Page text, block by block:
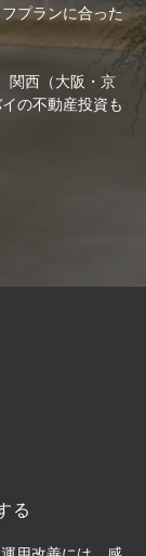
プランに合った
関西（大阪・京
の不動産投資も
る